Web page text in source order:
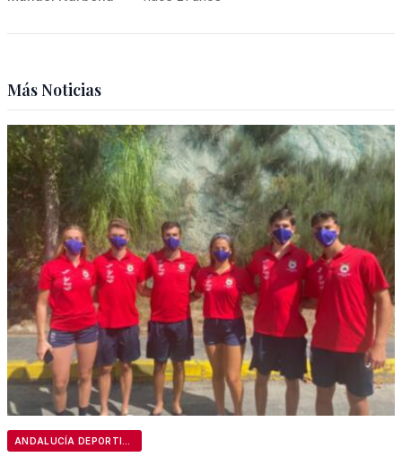
Más Noticias